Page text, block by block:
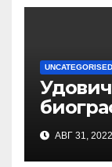
UNCATEGORISED
АВГ 31, 2022